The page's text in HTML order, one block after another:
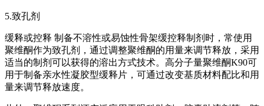
5.致孔剂
缓释或控释 制备不溶性或易蚀性骨架缓控释制剂时，常使用
聚维酮作为致孔剂，通过调整聚维酮的用量来调节释放，采用
适当的制剂可以获得的溶出方式技术。高分子量聚维酮K90可
用于制备亲水性凝胶型缓释片，可通过改变基质材料配比和用
量来调节释放速度。